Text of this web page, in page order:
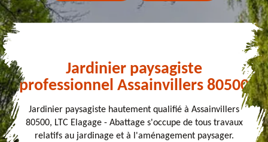
Jardinier paysagiste
professionnel Assainvillers 80500
Jardinier paysagiste hautement qualifié à Assainvillers
80500, LTC Elagage - Abattage s'occupe de tous travaux
relatifs au jardinage et à l'aménagement paysager.